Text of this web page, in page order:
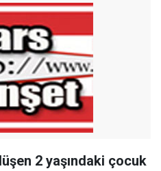
2 yaşındaki çocuk